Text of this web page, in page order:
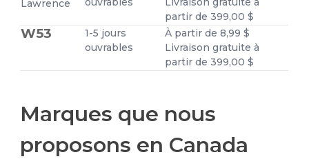
Lawrence
partir de 399,00 $
W53
1-5 jours
ouvrables
À partir de 8,99 $
Livraison gratuite à
partir de 399,00 $
Marques que nous
proposons en Canada